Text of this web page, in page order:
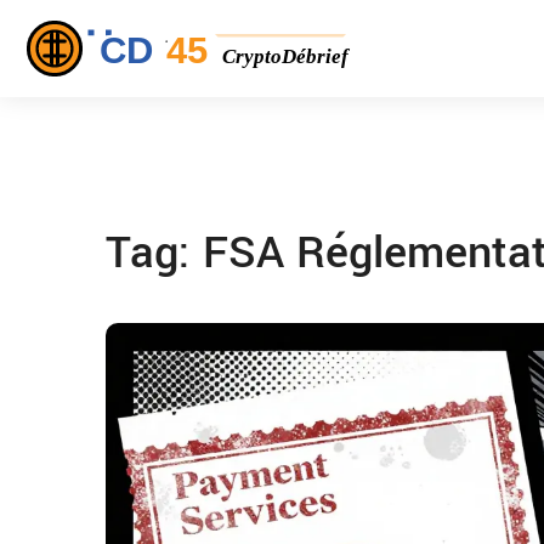
Tag: FSA